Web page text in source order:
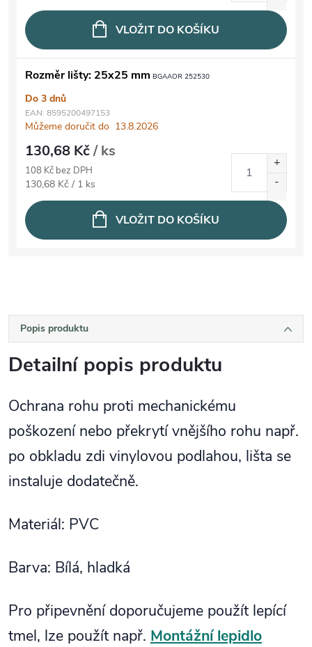
VLOŽIT DO KOŠÍKU
Rozměr lišty: 25x25 mm BGAAOR 252530
Do 3 dnů
EAN: 8595200497153
Můžeme doručit do 13.8.2026
130,68 Kč/ ks
108 Kč bez DPH
Měrná cena:
130,68 Kč / 1 ks
VLOŽIT DO KOŠÍKU
Popis produktu
Detailní popis produktu
Ochrana rohu proti mechanickému
poškození nebo překrytí vnějšího rohu např.
po obkladu zdi vinylovou podlahou, lišta se
instaluje dodatečně.
Materiál: PVC
Barva: Bílá, hladká
Pro připevnění doporučujeme použít lepící
tmel, lze použít např. Montážní lepidlo